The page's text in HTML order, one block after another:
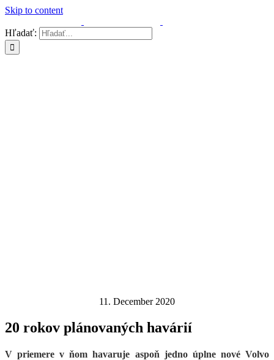
Skip to content
Hľadať:
11. December 2020
20 rokov plánovaných havárií
V priemere v ňom havaruje aspoň jedno úplne nové Volvo